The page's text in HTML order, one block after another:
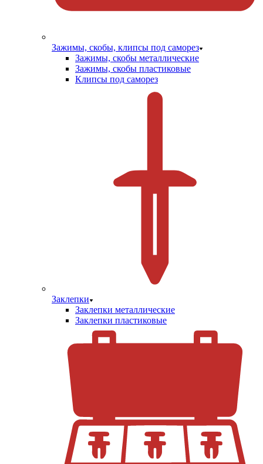
Зажимы, скобы, клипсы под саморез
Зажимы, скобы металлические
Зажимы, скобы пластиковые
Клипсы под саморез
Заклепки
Заклепки металлические
Заклепки пластиковые